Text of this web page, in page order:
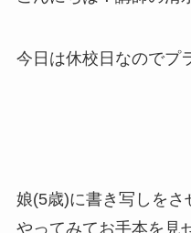
今日は休校日なのでプ
娘(5歳)に書き写しを
やってみてお手本を見